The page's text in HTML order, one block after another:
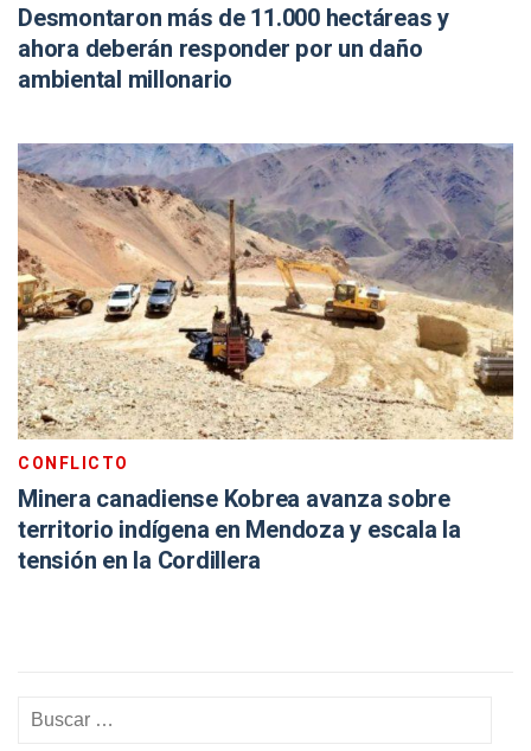
Desmontaron más de 11.000 hectáreas y
ahora deberán responder por un daño
ambiental millonario
CONFLICTO
Minera canadiense Kobrea avanza sobre
territorio indígena en Mendoza y escala la
tensión en la Cordillera